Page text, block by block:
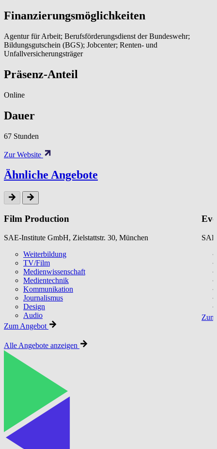
Finanzierungsmöglichkeiten
Agentur für Arbeit; Berufsförderungsdienst der Bundeswehr;
Bildungsgutschein (BGS); Jobcenter; Renten- und
Unfallversicherungsträger
Präsenz-Anteil
Online
Dauer
67 Stunden
Zur Website
Ähnliche Angebote
Film Production
SAE-Institute GmbH, Zielstattstr. 30, München
Weiterbildung
TV/Film
Medienwissenschaft
Medientechnik
Kommunikation
Journalismus
Design
Audio
Zum Angebot
Alle Angebote anzeigen